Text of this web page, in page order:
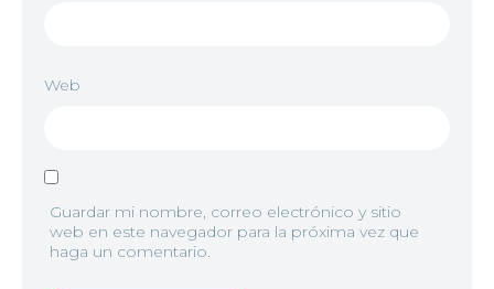
Web
Guardar mi nombre, correo electrónico y sitio
web en este navegador para la próxima vez que
haga un comentario.